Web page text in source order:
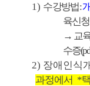
1) 수강방법:
육신
→ 교
수증
2) 장애인식
과정에서  *